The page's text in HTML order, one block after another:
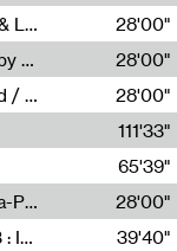
Radia Show #1111 : Schisma Gulf, Isogloss & Lament For The Old Clock By Harvey Young / Resonance
28'00"
Radia Show #1110 : Freeze, Asian Archive by Avita Maheen / Radio Worm
28'00"
Radia Show #1109 : Funfair by Marius David / JET FM
28'00"
111'33"
Sarah Tritz,Elene Lapiashivili,Justin Marconnet,Mateo Cuche,Esther Lechevalier,Suzie Lecroart,Romance Castelet
65'39"
Radia Show #1108 : as or another by Jukka-Pekka Kervinen / Rádio Zero
28'00"
Sous le paysage - Habiter les éléments #3 : Interprétations, rituels et symboliques des éléments
39'40"